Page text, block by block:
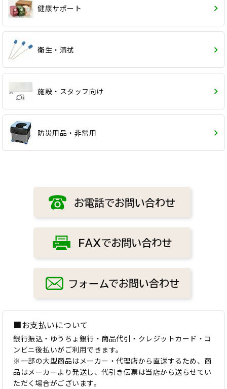
健康サポート
衛生・清拭
施設・スタッフ向け
防災用品・非常用
■お支払いについて
銀行振込・ゆうちょ銀行・商品代引・クレジットカード・コ
ンビニ後払いがご利用できます。
※一部の大型商品はメーカー・代理店から直送するため、商
品はメーカーより発送し、代引き伝票は当店から送らせてい
ただく場合がございます。